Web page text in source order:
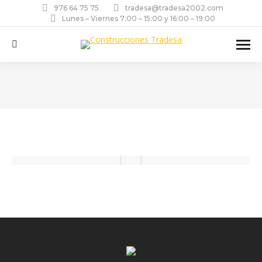
976 64 75 75
tradesa@tradesa2002.com
Lunes – Viernes 7:00 – 15:00 y 16:00 – 19:00
Buscar: